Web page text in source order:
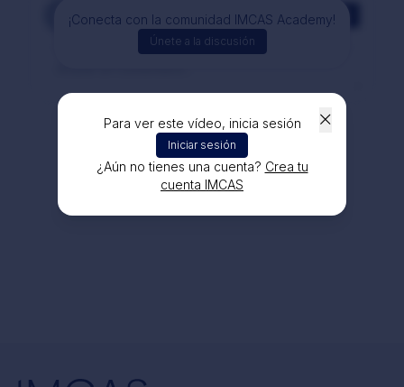
Para ver este vídeo, inicia sesión
Iniciar sesión
¿Aún no tienes una cuenta? Crea tu
cuenta IMCAS
¡Conecta con la comunidad IMCAS Academy!
Únete a la discusión
Comentarios